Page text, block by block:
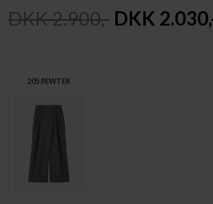
DKK 2.900,- DKK
205 PEWTER